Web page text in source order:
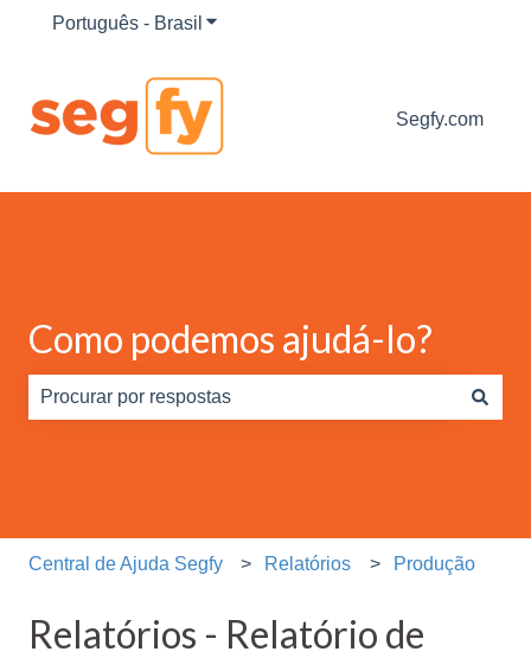
Português - Brasil Mostrar submenu para traduções
Segfy.com
Como podemos ajudá-lo?
Central de Ajuda Segfy Relatórios Produção
Relatórios - Relatório de